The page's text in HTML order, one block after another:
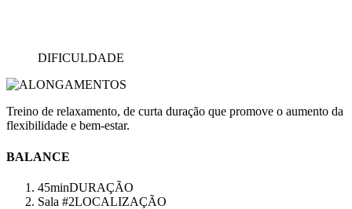
DIFICULDADE
Treino de relaxamento, de curta duração que promove o aumento da
flexibilidade e bem-estar.
BALANCE
45minDURAÇÃO
Sala #2LOCALIZAÇÃO